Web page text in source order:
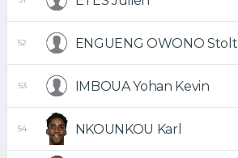
52 ENGUENG OWONO Stolt
53 IMBOUA Yohan Kevin
54 NKOUNKOU Karl